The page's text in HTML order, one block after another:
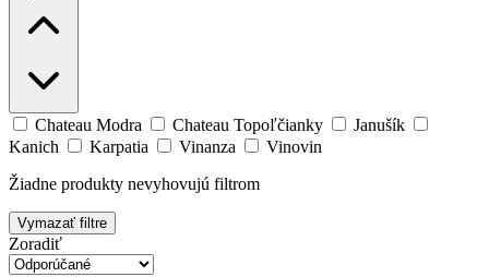
Chateau Modra Chateau Topoľčianky
Janušík
Kanich
Karpatia Vinanza
Vinovin
Žiadne produkty nevyhovujú filtrom
Vymazať filtre
Zoradiť